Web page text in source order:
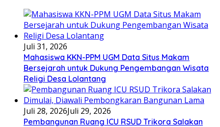
Juli 31, 2026
Mahasiswa KKN-PPM UGM Data Situs Makam
Bersejarah untuk Dukung Pengembangan Wisata
Religi Desa Lolantang
Juli 28, 2026Juli 29, 2026
Pembangunan Ruang ICU RSUD Trikora Salakan